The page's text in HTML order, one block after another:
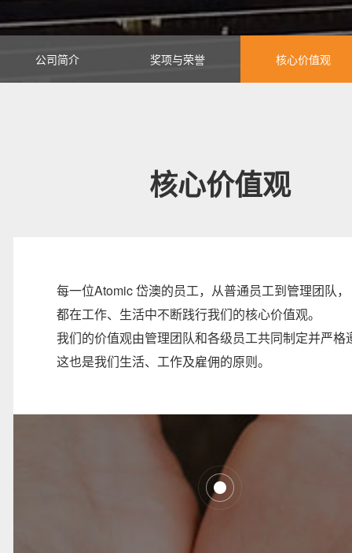
公司简介 奖项与荣誉 核心价值观
核心价值观
每一位Atomic 岱澳的员工，从普通员工到管理团队，
都在工作、生活中不断践行我们的核心价值观。
我们的价值观由管理团队和各级员工共同制定并严格
这也是我们生活、工作及雇佣的原则。